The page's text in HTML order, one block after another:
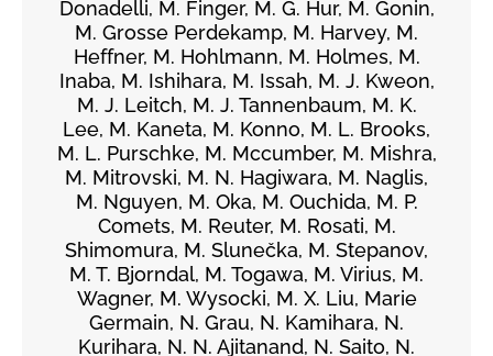
Donadelli, M. Finger, M. G. Hur, M. Gonin,
M. Grosse Perdekamp, M. Harvey, M.
Heffner, M. Hohlmann, M. Holmes, M.
Inaba, M. Ishihara, M. Issah, M. J. Kweon,
M. J. Leitch, M. J. Tannenbaum, M. K.
Lee, M. Kaneta, M. Konno, M. L. Brooks,
M. L. Purschke, M. Mccumber, M. Mishra,
M. Mitrovski, M. N. Hagiwara, M. Naglis,
M. Nguyen, M. Oka, M. Ouchida, M. P.
Comets, M. Reuter, M. Rosati, M.
Shimomura, M. Slunečka, M. Stepanov,
M. T. Bjorndal, M. Togawa, M. Virius, M.
Wagner, M. Wysocki, M. X. Liu, Marie
Germain, N. Grau, N. Kamihara, N.
Kurihara, N. N. Ajitanand, N. Saito, N.